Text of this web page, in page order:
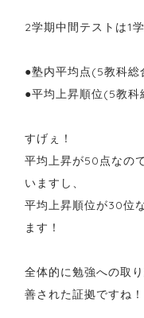
2学期中間テストは1
●塾内平均点(5教科
●平均上昇順位(5教
すげぇ！
平均上昇が50点なの
いますし、
平均上昇順位が30位
ます！
全体的に勉強への取
善された証拠ですね！